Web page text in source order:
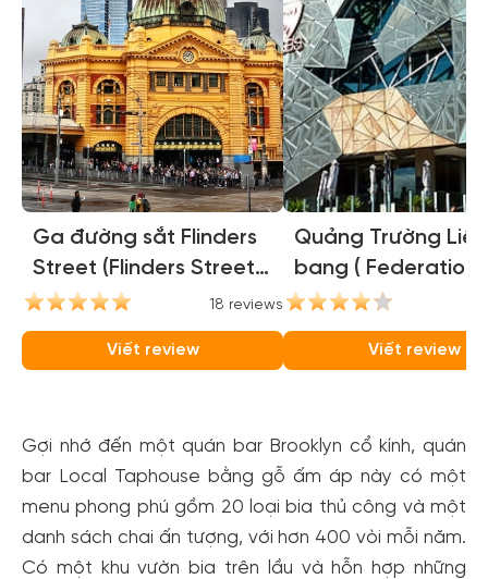
Ga đường sắt Flinders
Street (Flinders Street
Station)
18 reviews
Viết review
Quảng Trường Liên
bang ( Federation
Square )
Viết review
Gợi nhớ đến một quán bar Brooklyn cổ kính, quán
bar Local Taphouse bằng gỗ ấm áp này có một
menu phong phú gồm 20 loại bia thủ công và một
danh sách chai ấn tượng, với hơn 400 vòi mỗi năm.
Có một khu vườn bia trên lầu và hỗn hợp những